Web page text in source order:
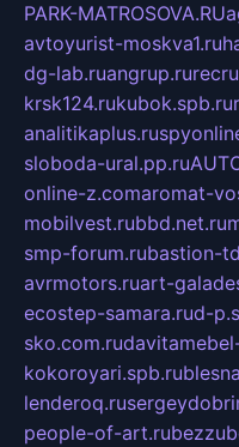
PARK-MATROSOVA.RU
avtoyurist-moskva1.ru
dg-lab.ruangrup.ru
krsk124.rukubok.spb.ru
analitikaplus.ru
sloboda-ural.pp.ru
online-z.comaromat-
mobilvest.rubbd.net.ru
smp-forum.rubastion-
avrmotors.ruart-
ecostep-samara.rud-
sko.com.ru
kokoroyari.spb.ru
lenderoq.ru
people-of-art.ru